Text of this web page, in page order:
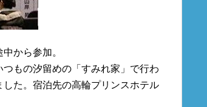
から参加。
つもの汐留めの「すみれ家」で行わ
た。宿泊先の高輪プリンスホテル